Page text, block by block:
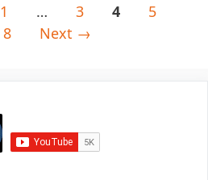
Page
1 … Page
3 Page
4 Page
5
Page
8 Next →